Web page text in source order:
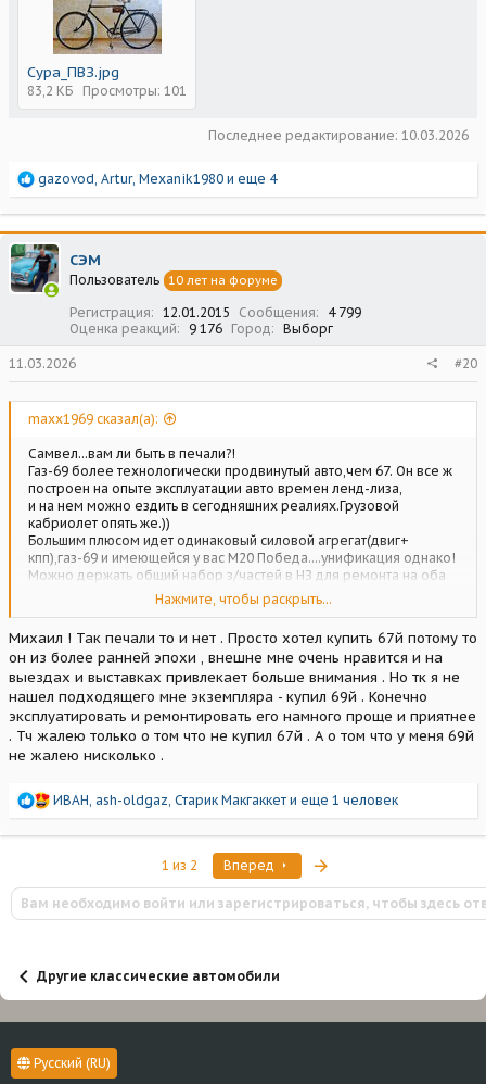
Сура_ПВЗ.jpg
83,2 КБ Просмотры: 101
Последнее редактирование: 10.03.2026
Р
а
к
ц
и
и
gazovod Artur, Mexanik1980 и еще 4
СЭМ
Пользователь 10 лет на форуме
Регистрация 12.01.2015 Сообщения
4 799
Оценка реакций
9 176 Город Выборг
11.03.2026 #20
maxx1969 сказал(а):
Самвел...вам ли быть в печали?!
Газ-69 более технологически продвинутый авто,чем 67. Он все ж
построен на опыте эксплуатации авто времен ленд-лиза,
и на нем можно ездить в сегодняшних реалиях.Грузовой
кабриолет опять же.))
Большим плюсом идет одинаковый силовой агрегат(двиг+
кпп),газ-69 и имеющейся у вас М20 Победа....унификация однако!
Можно держать общий набор з/частей в НЗ для ремонта на оба
Газ-69 производили до 1972 года,так что и з/части к нему
ходовке,подшипникам с Уаз-469/3151....кое что даже можно
купить в совр автолабазах.
Нажмите, чтобы раскрыть...
Михаил ! Так печали то и нет . Просто хотел купить 67й потому то
он из более ранней эпохи , внешне мне очень нравится и на
выездах и выставках привлекает больше внимания . Но тк я не
нашел подходящего мне экземпляра - купил 69й . Конечно
эксплуатировать и ремонтировать его намного проще и приятнее
. Тч жалею только о том что не купил 67й . А о том что у меня 69й
не жалею нисколько .
Р
а
и
и
:
ИВАН, ash-oldgaz, Старик Макгаккет и еще 1 человек
1 из 2 Вперед
Вам необходимо войти или зарегистрироваться, чтобы здесь
Другие классические автомобили
Русский (RU)